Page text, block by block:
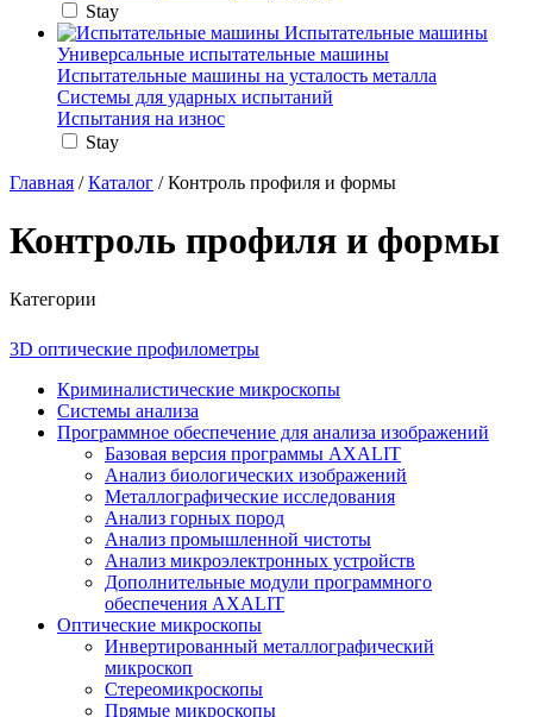
Stay
Испытательные машины
Универсальные испытательные машины
Испытательные машины на усталость металла
Системы для ударных испытаний
Испытания на износ
Stay
Главная /Каталог / Контроль профиля и формы
Контроль профиля и формы
Категории
3D оптические профилометры
Криминалистические микроскопы
Системы анализа
Программное обеспечение для анализа изображений
Базовая версия программы AXALIT
Анализ биологических изображений
Металлографические исследования
Анализ горных пород
Анализ промышленной чистоты
Анализ микроэлектронных устройств
Дополнительные модули программного
обеспечения AXALIT
Оптические микроскопы
Инвертированный металлографический
микроскоп
Стереомикроскопы
Прямые микроскопы